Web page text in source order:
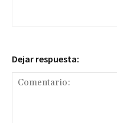
Dejar respuesta: